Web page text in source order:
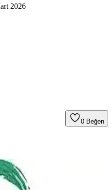
2026
0 Beğen
Fiyatlı ve Etkileyici
İçin Ideal